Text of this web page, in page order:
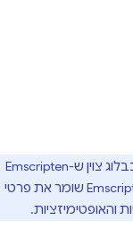
: בפוסט המקורי בבלוג צוין ש-Emscripten
עדיין לא תומך ב-DWARF. הבעיה תוקנה מאז, ו-Emscripten שומר את פרטי
והאופטימיזציות.